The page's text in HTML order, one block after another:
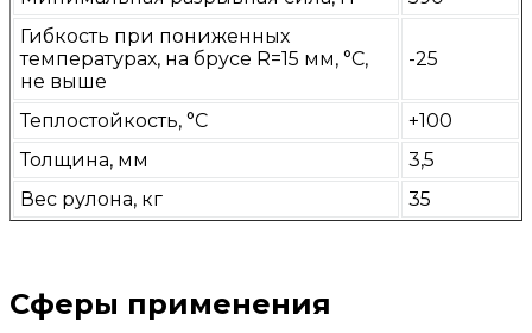
Гибкость при пониженных
температурах, на брусе R=15 мм, °С,
не выше
-25
Теплостойкость, °С
+100
Толщина, мм
3,5
Вес рулона, кг
35
Сферы применения